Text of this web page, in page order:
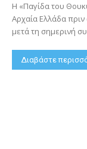
Η «Παγίδα του
Αρχαία Ελλάδα
μετά τη σημερινή
Διαβάστε